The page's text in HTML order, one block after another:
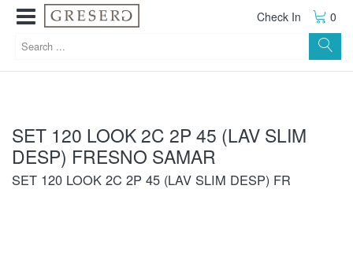
Check In 0
SET 120 LOOK 2C 2P 45 (LAV SLIM
DESP) FRESNO SAMAR
SET 120 LOOK 2C 2P 45 (LAV SLIM DESP) FR